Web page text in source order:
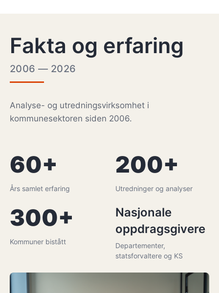
Fakta og erfaring
2006 — 2026
Analyse- og utredningsvirksomhet i
kommunesektoren siden 2006.
60+
Års samlet erfaring
200+
Utredninger og analyser
300+
Kommuner bistått
Nasjonale
oppdragsgivere
Departementer,
statsforvaltere og KS